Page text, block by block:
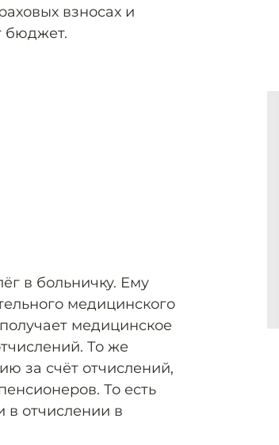
взносах и
бюджет.
в больничку. Ему
медицинского
медицинское
То же
за счёт отчислений,
То есть
в отчислении в